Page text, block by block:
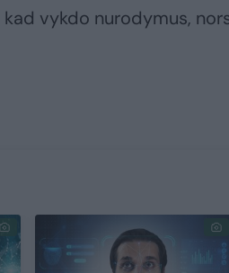
vykdo nurodymus,